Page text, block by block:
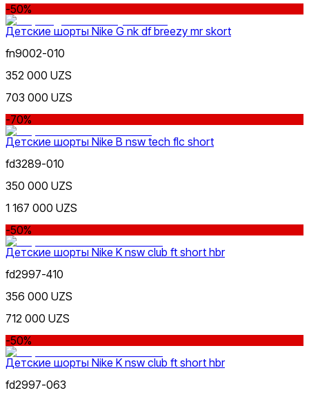
-50%
Детские шорты Nike G nk df breezy mr skort
fn9002-010
352 000 UZS
703 000 UZS
-70%
Детские шорты Nike B nsw tech flc short
fd3289-010
350 000 UZS
1 167 000 UZS
-50%
Детские шорты Nike K nsw club ft short hbr
fd2997-410
356 000 UZS
712 000 UZS
-50%
Детские шорты Nike K nsw club ft short hbr
fd2997-063